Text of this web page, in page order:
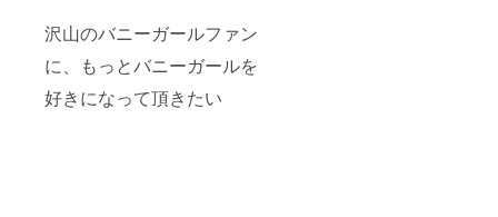
沢山のバニーガールファン
に、もっとバニーガールを
好きになって頂きたい